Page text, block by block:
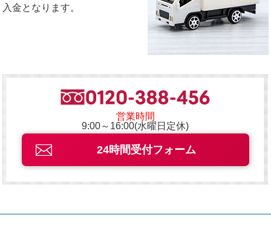
入金となります。
営業時間
9:00～16:00(水曜日定休)
24時間受付フォーム